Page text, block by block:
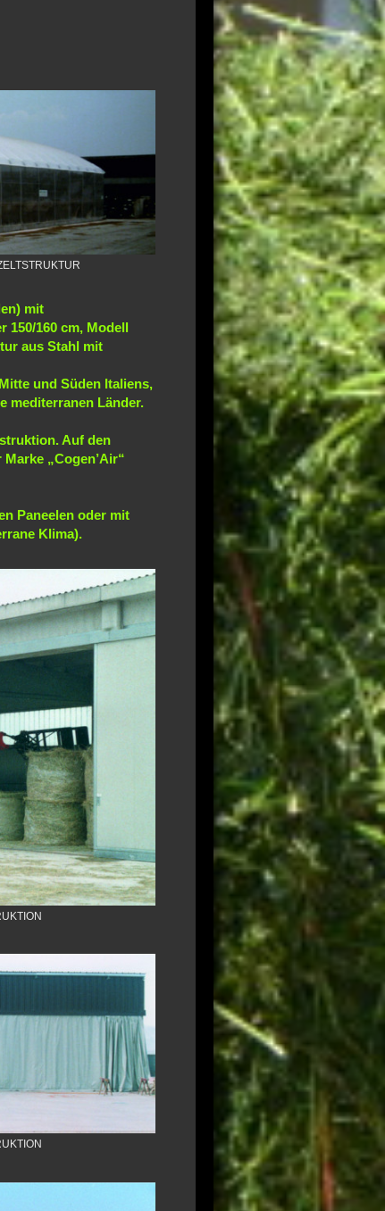
mit
150/160 cm, Modell
aus Stahl mit
und Süden Italiens,
mediterranen Länder.
Auf den
„Cogen’Air“
Paneelen oder mit
Klima).